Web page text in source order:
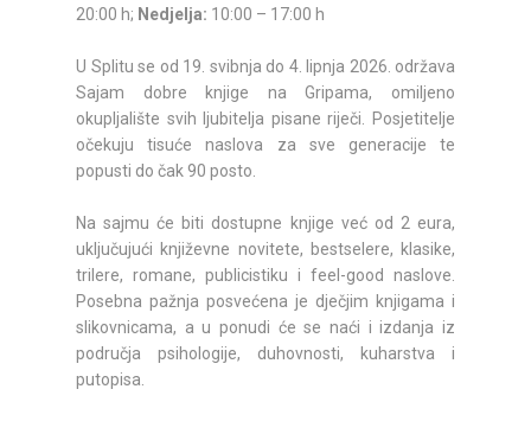
20:00 h; Nedjelja: 10:00 – 17:00 h
U Splitu se od 19. svibnja do 4. lipnja 2026. održava
Sajam dobre knjige na Gripama, omiljeno
okupljalište svih ljubitelja pisane riječi. Posjetitelje
očekuju tisuće naslova za sve generacije te
popusti do čak 90 posto.
Na sajmu će biti dostupne knjige već od 2 eura,
uključujući književne novitete, bestselere, klasike,
trilere, romane, publicistiku i feel-good naslove.
Posebna pažnja posvećena je dječjim knjigama i
slikovnicama, a u ponudi će se naći i izdanja iz
područja psihologije, duhovnosti, kuharstva i
putopisa.